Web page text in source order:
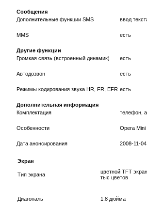
Сообщения
Дополнительные функции SMS
ввод
MMS есть
Другие функции
Громкая связь (встроенный динамик)
есть
Автодозвон есть
Режимы кодирования звука HR, FR, EFR есть
Дополнительная информация
Комплектация
телефон,
Особенности Opera Mini
Дата анонсирования 2008-11-04
Экран
Тип экрана
цветной TFT
тыс цветов
Диагональ 1.8 дюйма